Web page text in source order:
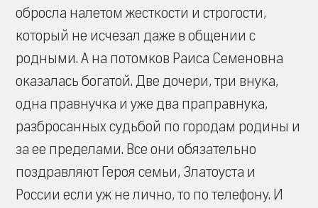
обросла налетом жесткости и строгости,
который не исчезал даже в общении с
родными. А на потомков Раиса Семеновна
оказалась богатой. Две дочери, три внука,
одна правнучка и уже два праправнука,
разбросанных судьбой по городам родины и
за ее пределами. Все они обязательно
поздравляют Героя семьи, Златоуста и
России если уж не лично, то по телефону. И